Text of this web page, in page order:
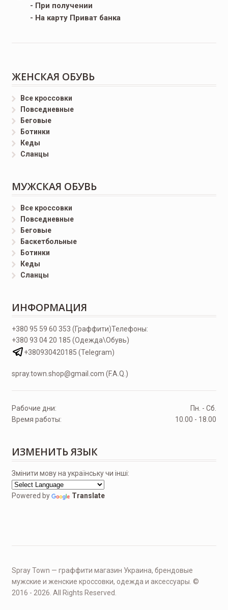
- При получении
- На карту Приват банка
ЖЕНСКАЯ ОБУВЬ
Все кроссовки
Повседневные
Беговые
Ботинки
Кеды
Сланцы
МУЖСКАЯ ОБУВЬ
Все кроссовки
Повседневные
Беговые
Баскетбольные
Ботинки
Кеды
Сланцы
ИНФОРМАЦИЯ
Телефоны:
+380 95 59 60 353 (Граффити)
+380 93 04 20 185 (Одежда\Обувь)
+380930420185 (Telegram)
spray.town.shop@gmail.com (F.A.Q.)
Рабочие дни:
Пн. - Сб.
Время работы:
10.00 - 18.00
ИЗМЕНИТЬ ЯЗЫК
Змінити мову на українську чи інші:
Powered by Translate
Spray Town — граффити магазин Украина, брендовые
мужские и женские кроссовки, одежда и аксессуары. ©
2016 - 2026. All Rights Reserved.